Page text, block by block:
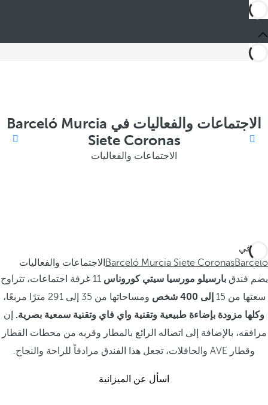
الاجتماعات والفعاليات في Barceló Murcia
Siete Coronas
الاجتماعات والفعاليات
أنت في
Barceló
Barceló Murcia Siete Coronas الاجتماعات والفعاليات
يضم فندقبارسيلو مورسيا سيتي كوروناس
11 غرفة اجتماعات، تتراوح
سعتها من 15
إلى 400 شخص
ومساحاتها من 35 إلى 291 مترًا مربعًا،
وكلها مزودة بإضاءة طبيعية وتقنية واي فاي وتقنية سمعية بصرية. إن
مرافقه، بالإضافة إلى اتصاله الرائع بالمطار وقربه من محطات القطار
وقطار AVE والحافلات، تجعل هذا الفندق مرادفاً للراحة والنجاح.
اسأل عن الميزانية